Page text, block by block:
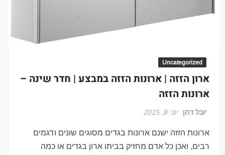
Uncategorized
ארון הזזה | ארונות הזזה במבצע | חדר שינה –
ארונות הזזה
יובל דהן יוני 8, 2015
ארונות הזזה ישנם ארונות בגדים מסוגים שונים ודגמים
רבים, ואכן כל אדם מחזיק בביתו ארון בגדים או כמה